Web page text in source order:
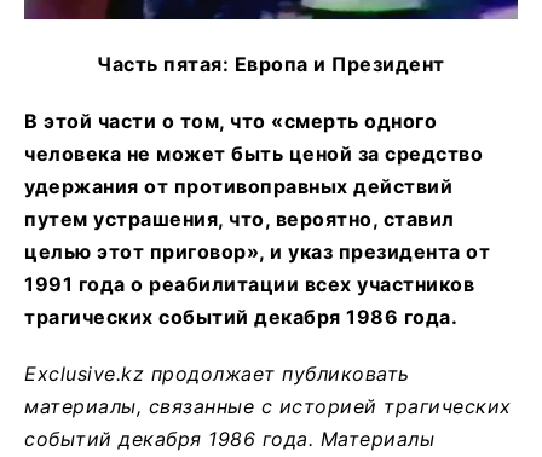
Часть пятая: Европа и Президент
В этой части о том, что «смерть одного
человека не может быть ценой за средство
удержания от противоправных действий
путем устрашения, что, вероятно, ставил
целью этот приговор», и указ президента от
1991 года о реабилитации всех участников
трагических событий декабря 1986 года.
Exclusive.kz продолжает публиковать
материалы, связанные с историей трагических
событий декабря 1986 года. Материалы